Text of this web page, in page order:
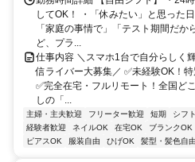
してOK！ ・「休みたい」と思った
「家庭の事情で」「テスト期間だ
ど、プラ...
仕事内容 ＼スマホ1台で自分らしく
信ライバー大募集／ ✅未経験OK！
✅完全在宅・フルリモート！全国ど
しの「...
主婦・主夫歓迎 フリーター歓迎 短期 シフ
経験者歓迎
ネイルOK 在宅OK ブランクOK
ピアスOK
服装自由 ひげOK 髪型・髪色自由